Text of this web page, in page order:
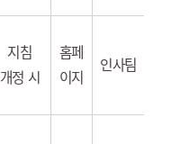
지침
개정 시
홈페
이지
인사팀